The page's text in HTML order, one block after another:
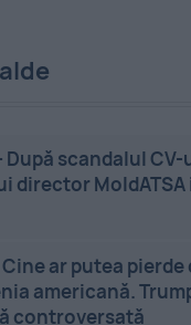
După scandalul
director
Cine ar putea pierde
americană.
controversată